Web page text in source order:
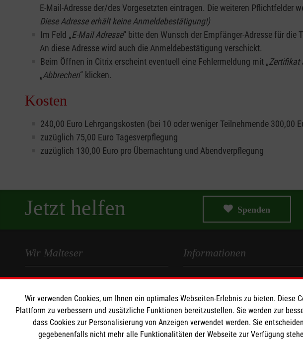
E-Mail-Adresse der/des Vorgesetzten eintragen. Die weiteren Pflichtfelder
Diese Adresse erhält keine Anmeldebestätigung!)
Im Feld „E-Mail Adresse“ bitte den Wunsch der Empfänger-Adresse für die
An diese Adresse wird auch die Anmeldebestätigung verschickt.
Beim Öffnen in Citrix erscheint eventuell eine Fehlermeldung mit „Zertifikat
„Abbrechen“ klicken.
Kosten
240,00 Euro Lehrgangskosten (bei 10 oder weniger Teilnehmende 300,00
zuzüglich 75,00 Euro Tagesverpflegung
zuzüglich 130,00 Euro pro Übernachtung und Abendverpflegung
Jetzt helfen Spenden
Wir Malteser
Fachbereich Ausbildung
Fachbereich Betriebssanitäter
Fachbereich Einsatzdienste /
Katastrophenschutz
Malteser Grundausbildung
Informationen
Kontakt
Impressum
Datenschutz
Wir verwenden Cookies, um Ihnen ein optimales Webseiten-Erlebnis zu bieten.
Plattform zu verbessern und zusätzliche Funktionen bereitzustellen. Sie werden zur
dass Cookies zur Personalisierung von Anzeigen verwendet werden. Sie
gegebenenfalls nicht mehr alle Funktionalitäten der Webseite zur Verfügung